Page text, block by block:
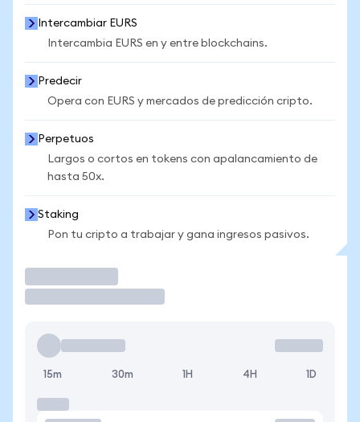
Intercambiar EURS
Intercambia EURS en y entre blockchains.
Predecir
Opera con EURS y mercados de predicción cripto.
Perpetuos
Largos o cortos en tokens con apalancamiento de
hasta 50x.
Staking
Pon tu cripto a trabajar y gana ingresos pasivos.
15m 30m 1H 4H 1D